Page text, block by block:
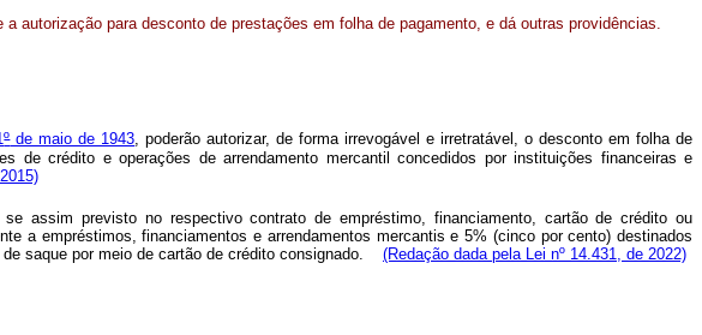
a autorização para desconto de prestações em folha de pagamento, e dá outras providências.
ºde maio de 1943, poderão autorizar, de forma irrevogável e irretratável, o desconto em folha de
de crédito e operações de arrendamento mercantil concedidos por instituições financeiras e
assim previsto no respectivo contrato de empréstimo, financiamento, cartão de crédito ou
a empréstimos, financiamentos e arrendamentos mercantis e 5% (cinco por cento) destinados
saque por meio de cartão de crédito consignado. (Redação dada pela Lei nº 14.431, de 2022)